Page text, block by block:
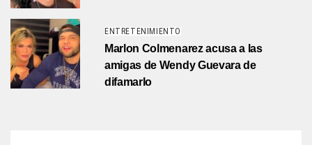
ENTRETENIMIENTO
Marlon Colmenarez acusa a las
amigas de Wendy Guevara de
difamarlo